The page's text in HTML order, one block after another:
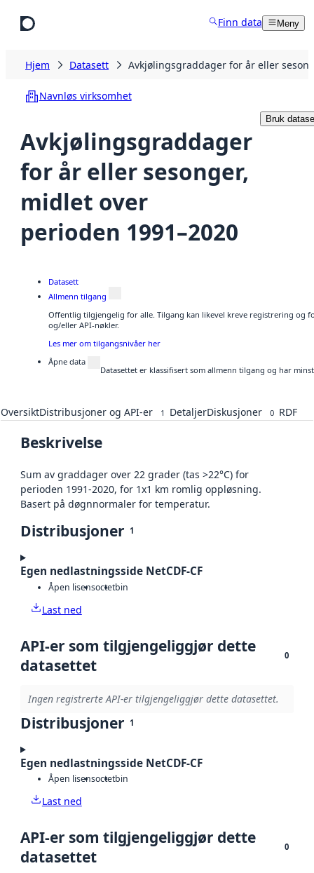
Finn data Meny
Hjem Datasett Avkjølingsgraddager for år eller
Navnløs virksomhet
Avkjølingsgraddager
for år eller sesonger,
midlet over
perioden 1991–2020
Bruk
Datasett
Allmenn tilgang
Offentlig tilgjengelig for alle. Tilgang kan likevel kreve registrering og
og/eller API-nøkler.
Les mer om tilgangsnivåer her
Åpne data
Datasettet er klassifisert som allmenn tilgang og har
OversiktDistribusjoner og API-er 1 DetaljerDiskusjoner 0 RDF
Beskrivelse
Sum av graddager over 22 grader (tas >22°C) for
perioden 1991-2020, for 1x1 km romlig oppløsning.
Basert på døgnnormaler for temperatur.
Distribusjoner 1
Egen nedlastningsside NetCDF-CF
Åpen lisensoctetbin
Last ned
API-er som tilgjengeliggjør dette
datasettet
0
Ingen registrerte API-er tilgjengeliggjør dette datasettet.
Distribusjoner 1
Egen nedlastningsside NetCDF-CF
Åpen lisensoctetbin
Last ned
API-er som tilgjengeliggjør dette
datasettet
0